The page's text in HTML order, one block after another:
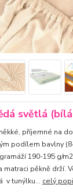
světlá
příjemné na
podílem bavlny
190-195 g/
matraci pěkně drží.
v tunýlku... celý